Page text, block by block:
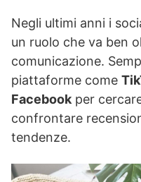
Negli ultimi anni i
un ruolo che va ben
comunicazione.
piattaforme come
Facebookper
confrontare
tendenze.